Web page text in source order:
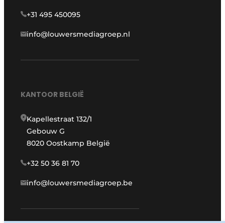
+31 495 450095
info@louwersmediagroep.nl
KANTOOR BELGIË
Kapellestraat 132/1
Gebouw G
8020 Oostkamp België
+32 50 36 81 70
info@louwersmediagroep.be